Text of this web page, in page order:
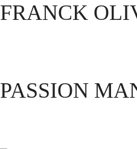
FRANCK
PASSION